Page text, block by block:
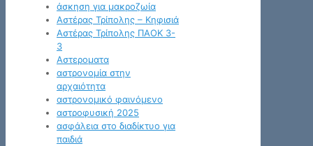
άσκηση για μακροζωία
Αστέρας Τρίπολης – Κηφισιά
Αστέρας Τρίπολης ΠΑΟΚ 3-
3
Αστεροματα
αστρονομία στην
αρχαιότητα
αστρονομικό φαινόμενο
αστροφυσική 2025
ασφάλεια στο διαδίκτυο για
παιδιά